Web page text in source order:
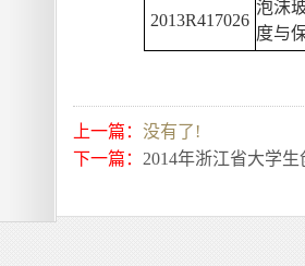
2013R417026
泡沫
度与
上一篇： 没有了!
下一篇： 2014年浙江省大学